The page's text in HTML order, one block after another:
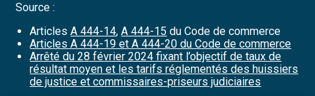
Source :
ArticlesA 444-14,A 444-15 du Code de commerce
Articles A 444-19 et A 444-20 du Code de commerce
Arrêté du 28 février 2024 fixant l’objectif de taux de
résultat moyen et les tarifs réglementés des huissiers
de justice et commissaires-priseurs judiciaires